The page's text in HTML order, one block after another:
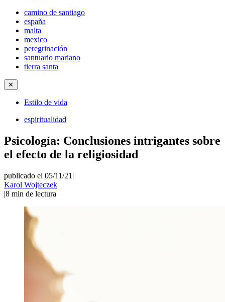
camino de santiago
españa
malta
mexico
peregrinación
santuario mariano
tierra santa
✕
Estilo de vida
espiritualidad
Psicología: Conclusiones intrigantes sobre
el efecto de la religiosidad
publicado el 05/11/21 |
Karol Wojteczek
|8 min de lectura